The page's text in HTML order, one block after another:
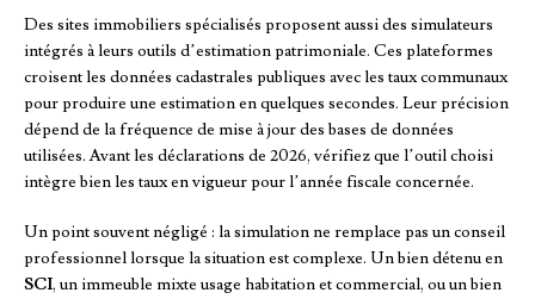
Des sites immobiliers spécialisés proposent aussi des simulateurs
intégrés à leurs outils d’estimation patrimoniale. Ces plateformes
croisent les données cadastrales publiques avec les taux communaux
pour produire une estimation en quelques secondes. Leur précision
dépend de la fréquence de mise à jour des bases de données
utilisées. Avant les déclarations de 2026, vérifiez que l’outil choisi
intègre bien les taux en vigueur pour l’année fiscale concernée.
Un point souvent négligé : la simulation ne remplace pas un conseil
professionnel lorsque la situation est complexe. Un bien détenu en
SCI, un immeuble mixte usage habitation et commercial, ou un bien